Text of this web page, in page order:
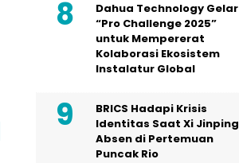
Dahua Technology Gelar
“Pro Challenge 2025”
untuk Mempererat
Kolaborasi Ekosistem
Instalatur Global
BRICS Hadapi Krisis
Identitas Saat Xi Jinping
Absen di Pertemuan
Puncak Rio